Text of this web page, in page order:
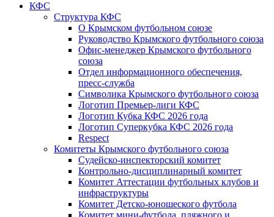
КФС
Структура КФС
О Крымском футбольном союзе
Руководство Крымского футбольного союза
Офис-менеджер Крымского футбольного
союза
Отдел информационного обеспечения,
пресс-служба
Символика Крымского футбольного союза
Логотип Премьер-лиги КФС
Логотип Кубка КФС 2026 года
Логотип Суперкубка КФС 2026 года
Respect
Комитеты Крымского футбольного союза
Судейско-инспекторский комитет
Контрольно-дисциплинарный комитет
Комитет Аттестации футбольных клубов и
инфраструктуры
Комитет Детско-юношеского футбола
Комитет мини-футбола, пляжного и